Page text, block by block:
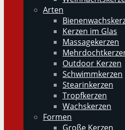
Arten
Kerzen im Glas
Massagekerzen
Outdoor Kerzen
Schwimmkerzen
Stearinkerzen
Tropfkerzen
Wachskerzen
Formen
Große Kerzen